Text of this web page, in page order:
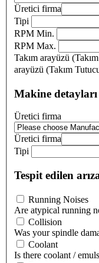
Üretici firma
Tipi
RPM Min.
RPM Max.
Takım arayüzü
arayüzü (Takım
Makine detayları
Üretici firma
Üretici firma
Tipi
Tespit edilen
Running Noises
Are atypical running
Collision
Was your spindle
Coolant
Is there coolant /